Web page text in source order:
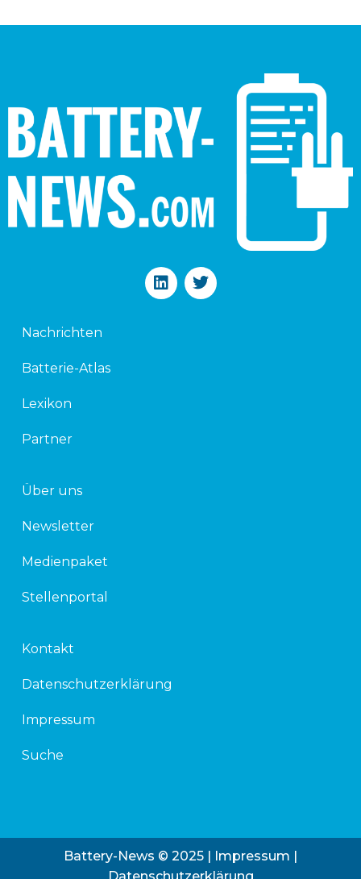
L
i
T
w
Nachrichten
Batterie-Atlas
Lexikon
Partner
Über uns
Newsletter
Medienpaket
Stellenportal
Kontakt
Datenschutzerklärung
Impressum
Suche
Battery-News © 2025 | Impressum |